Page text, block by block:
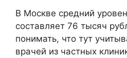
В Москве средний
составляет 76 тысяч
понимать, что тут
врачей из частных